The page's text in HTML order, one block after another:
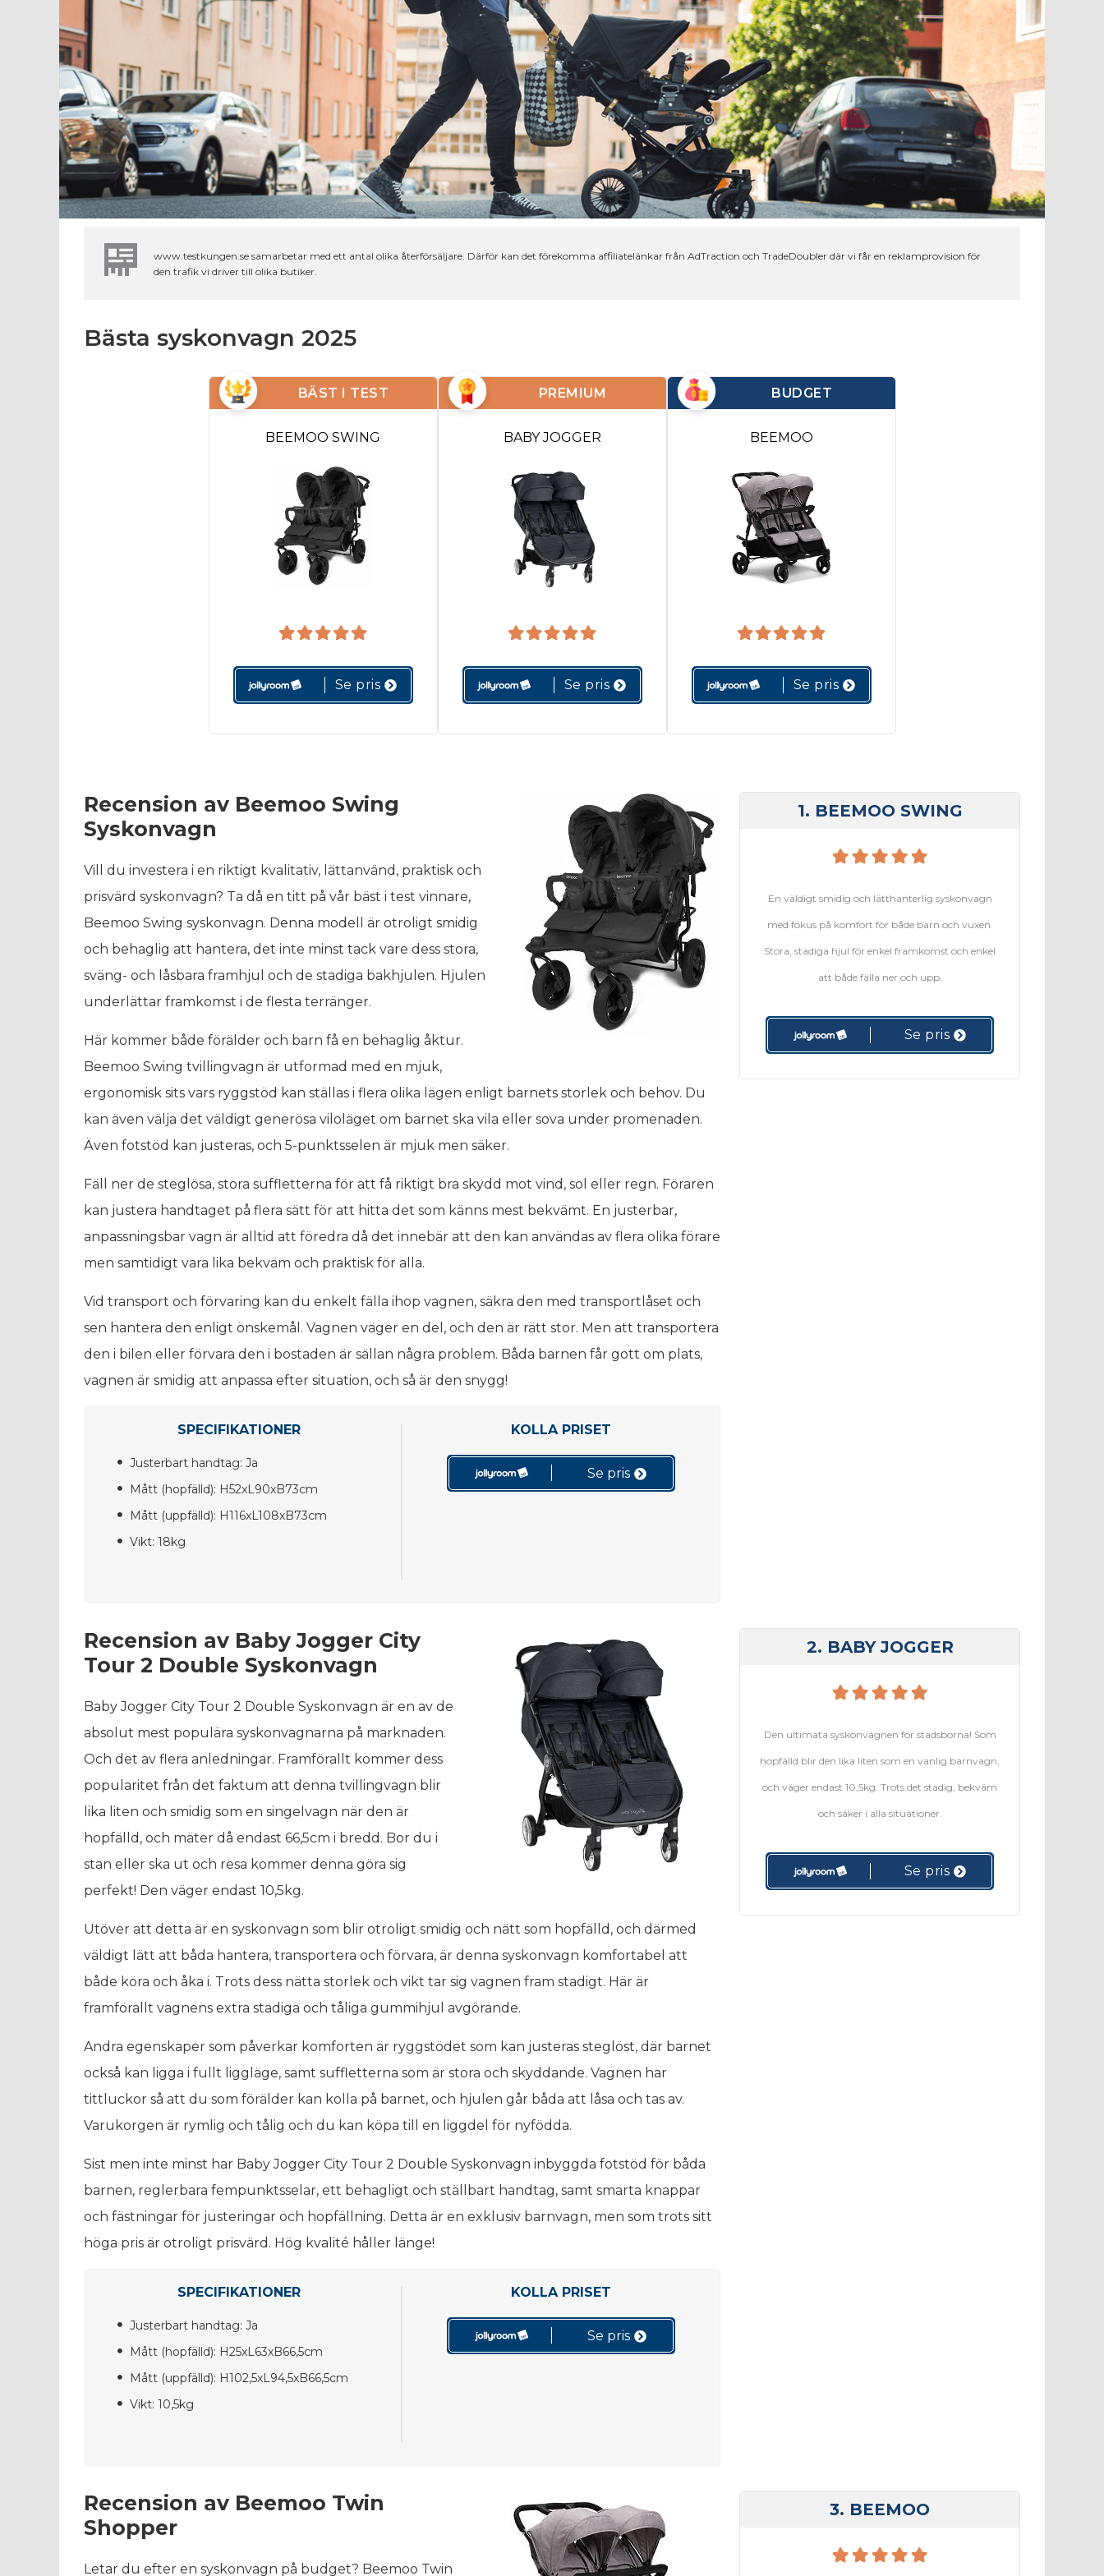
www.testkungen.se samarbetar med ett antal olika återförsäljare. Därför kan det förekomma affiliatelänkar från AdTraction och TradeDoubler där vi får en reklamprovision för
den trafik vi driver till olika butiker.
Bästa syskonvagn 2025
BÄST I TEST
BEEMOO SWING
Se pris
PREMIUM
BABY JOGGER
Se pris
BUDGET
BEEMOO
Se pris
Recension av Beemoo Swing
Syskonvagn
Vill du investera i en riktigt kvalitativ, lättanvänd, praktisk och
prisvärd syskonvagn? Ta då en titt på vår bäst i test vinnare,
Beemoo Swing syskonvagn. Denna modell är otroligt smidig
och behaglig att hantera, det inte minst tack vare dess stora,
sväng- och låsbara framhjul och de stadiga bakhjulen. Hjulen
underlättar framkomst i de flesta terränger.
Här kommer både förälder och barn få en behaglig åktur.
Beemoo Swing tvillingvagn är utformad med en mjuk,
ergonomisk sits vars ryggstöd kan ställas i flera olika lägen enligt barnets storlek och behov. Du
kan även välja det väldigt generösa viloläget om barnet ska vila eller sova under promenaden.
Även fotstöd kan justeras, och 5-punktsselen är mjuk men säker.
Fäll ner de steglösa, stora suffletterna för att få riktigt bra skydd mot vind, sol eller regn. Föraren
kan justera handtaget på flera sätt för att hitta det som känns mest bekvämt. En justerbar,
anpassningsbar vagn är alltid att föredra då det innebär att den kan användas av flera olika förare
men samtidigt vara lika bekväm och praktisk för alla.
Vid transport och förvaring kan du enkelt fälla ihop vagnen, säkra den med transportlåset och
sen hantera den enligt önskemål. Vagnen väger en del, och den är rätt stor. Men att transportera
den i bilen eller förvara den i bostaden är sällan några problem. Båda barnen får gott om plats,
vagnen är smidig att anpassa efter situation, och så är den snygg!
SPECIFIKATIONER
Justerbart handtag: Ja
Mått (hopfälld): H52xL90xB73cm
Mått (uppfälld): H116xL108xB73cm
Vikt: 18kg
KOLLA PRISET
Se pris
1. BEEMOO SWING
En väldigt smidig och lätthanterlig syskonvagn
med fokus på komfort för både barn och vuxen.
Stora, stadiga hjul för enkel framkomst och enkel
att både fälla ner och upp.
Se pris
Recension av Baby Jogger City
Tour 2 Double Syskonvagn
Baby Jogger City Tour 2 Double Syskonvagn är en av de
absolut mest populära syskonvagnarna på marknaden.
Och det av flera anledningar. Framförallt kommer dess
popularitet från det faktum att denna tvillingvagn blir
lika liten och smidig som en singelvagn när den är
hopfälld, och mäter då endast 66,5cm i bredd. Bor du i
stan eller ska ut och resa kommer denna göra sig
perfekt! Den väger endast 10,5kg.
Utöver att detta är en syskonvagn som blir otroligt smidig och nätt som hopfälld, och därmed
väldigt lätt att båda hantera, transportera och förvara, är denna syskonvagn komfortabel att
både köra och åka i. Trots dess nätta storlek och vikt tar sig vagnen fram stadigt. Här är
framförallt vagnens extra stadiga och tåliga gummihjul avgörande.
Andra egenskaper som påverkar komforten är ryggstödet som kan justeras steglöst, där barnet
också kan ligga i fullt liggläge, samt suffletterna som är stora och skyddande. Vagnen har
tittluckor så att du som förälder kan kolla på barnet, och hjulen går båda att låsa och tas av.
Varukorgen är rymlig och tålig och du kan köpa till en liggdel för nyfödda.
Sist men inte minst har Baby Jogger City Tour 2 Double Syskonvagn inbyggda fotstöd för båda
barnen, reglerbara fempunktsselar, ett behagligt och ställbart handtag, samt smarta knappar
och fästningar för justeringar och hopfällning. Detta är en exklusiv barnvagn, men som trots sitt
höga pris är otroligt prisvärd. Hög kvalité håller länge!
SPECIFIKATIONER
Justerbart handtag: Ja
Mått (hopfälld): H25xL63xB66,5cm
Mått (uppfälld): H102,5xL94,5xB66,5cm
Vikt: 10,5kg
KOLLA PRISET
Se pris
2. BABY JOGGER
Den ultimata syskonvagnen för stadsborna! Som
hopfälld blir den lika liten som en vanlig barnvagn,
och väger endast 10,5kg. Trots det stadig, bekväm
och säker i alla situationer.
Se pris
Recension av Beemoo Twin
Shopper
Letar du efter en syskonvagn på budget? Beemoo Twin
3. BEEMOO